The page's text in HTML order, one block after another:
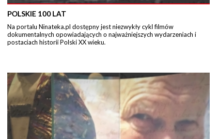
POLSKIE 100 LAT
Na portalu Ninateka.pl dostępny jest niezwykły cykl filmów
dokumentalnych opowiadających o najważniejszych wydarzeniach i
postaciach historii Polski XX wieku.